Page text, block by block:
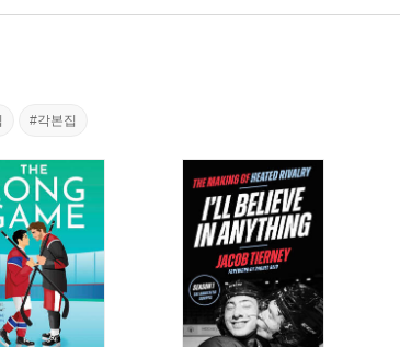
#각본집